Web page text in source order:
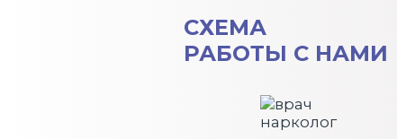
СХЕМА
РАБОТЫ С НАМИ